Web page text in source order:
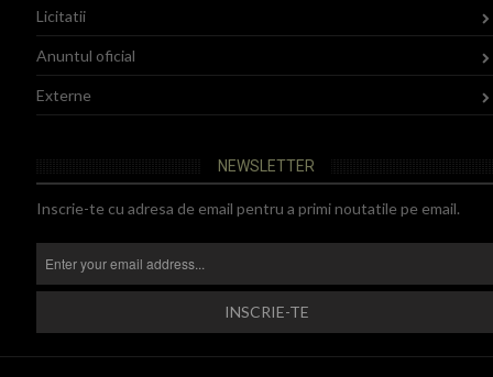
Licitatii
Anuntul oficial
Externe
NEWSLETTER
Inscrie-te cu adresa de email pentru a primi noutatile pe email.